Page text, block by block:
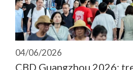
04/06/2026
CBD Guangzhou 2026: